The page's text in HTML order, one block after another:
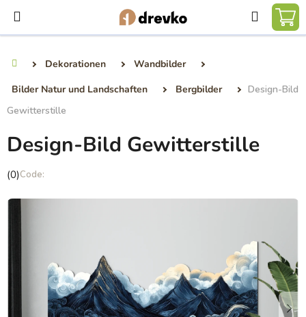
Inhalt
springen
Suchen
Dekorationen
Wandbilder
Bilder Natur und Landschaften
Bergbilder
Design-Bild
Gewitterstille
Design-Bild Gewitterstille
Die
Produktbewertung
(0)